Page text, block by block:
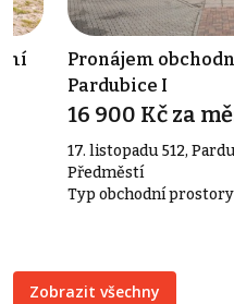
Pronájem
Pardubice I
16 900 Kč za
17. listopadu 512,
Předměstí
Typ obchodní prostory
Zobrazit všechny